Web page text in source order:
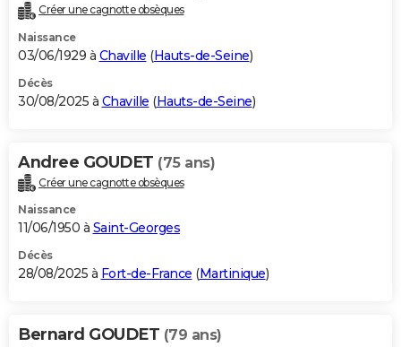
Créer une cagnotte obsèques
Naissance
03/06/1929 à Chaville (Hauts-de-Seine)
Décès
30/08/2025 à Chaville (Hauts-de-Seine)
Andree GOUDET (75 ans)
Créer une cagnotte obsèques
Naissance
11/06/1950 à Saint-Georges
Décès
28/08/2025 à Fort-de-France (Martinique)
Bernard GOUDET (79 ans)